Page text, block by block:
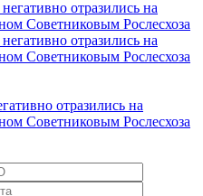
отразились на
Советниковым Рослесхоза